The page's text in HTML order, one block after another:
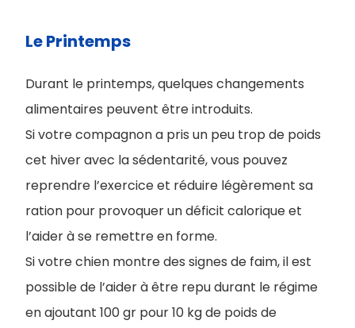
Le Printemps
Durant le printemps, quelques changements
alimentaires peuvent être introduits.
Si votre compagnon a pris un peu trop de poids
cet hiver avec la sédentarité, vous pouvez
reprendre l’exercice et réduire légèrement sa
ration pour provoquer un déficit calorique et
l’aider à se remettre en forme.
Si votre chien montre des signes de faim, il est
possible de l’aider à être repu durant le régime
en ajoutant 100 gr pour 10 kg de poids de